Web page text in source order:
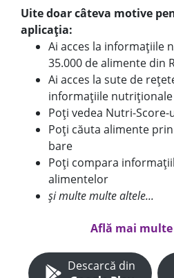
Uite doar câteva motive
aplicația:
Ai acces la informațiile
35.000 de alimente din
Ai acces la sute de
informațiile
Poți vedea Nutri-
Poți căuta alimente
bare
Poți compara
alimentelor
și multe multe altele...
Află mai
Descarcă din